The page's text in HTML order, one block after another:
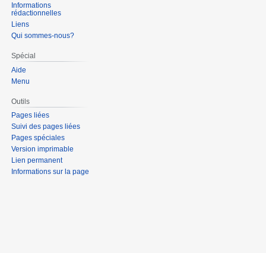
Informations
rédactionnelles
Liens
Qui sommes-nous?
Spécial
Aide
Menu
Outils
Pages liées
Suivi des pages liées
Pages spéciales
Version imprimable
Lien permanent
Informations sur la page